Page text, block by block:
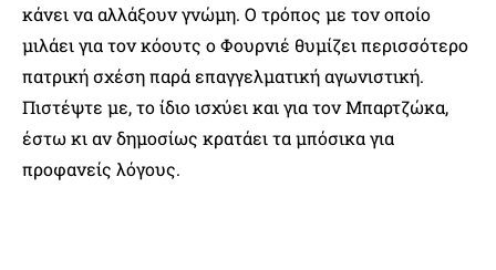
κάνει να αλλάξουν γνώμη. Ο τρόπος με τον οποίο
μιλάει για τον κόουτς ο Φουρνιέ θυμίζει περισσότερο
πατρική σχέση παρά επαγγελματική αγωνιστική.
Πιστέψτε με, το ίδιο ισχύει και για τον Μπαρτζώκα,
έστω κι αν δημοσίως κρατάει τα μπόσικα για
προφανείς λόγους.